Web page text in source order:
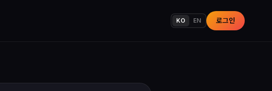
KO EN 로그인